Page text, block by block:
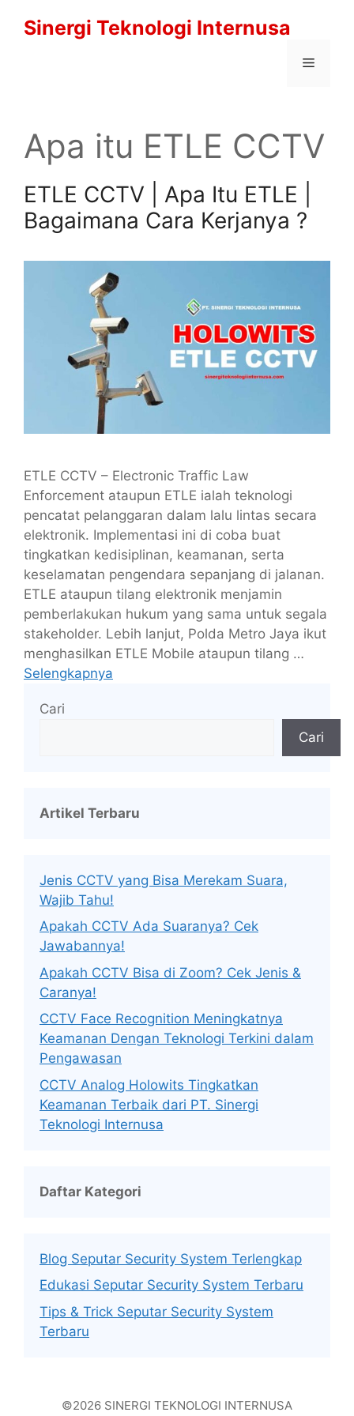
Sinergi Teknologi Internusa
Menu
Apa itu ETLE CCTV
ETLE CCTV | Apa Itu ETLE |
Bagaimana Cara Kerjanya ?
ETLE CCTV – Electronic Traffic Law
Enforcement ataupun ETLE ialah teknologi
pencatat pelanggaran dalam lalu lintas secara
elektronik. Implementasi ini di coba buat
tingkatkan kedisiplinan, keamanan, serta
keselamatan pengendara sepanjang di jalanan.
ETLE ataupun tilang elektronik menjamin
pemberlakukan hukum yang sama untuk segala
stakeholder. Lebih lanjut, Polda Metro Jaya ikut
menghasilkan ETLE Mobile ataupun tilang …
Selengkapnya
Cari
Cari
Artikel Terbaru
Jenis CCTV yang Bisa Merekam Suara,
Wajib Tahu!
Apakah CCTV Ada Suaranya? Cek
Jawabannya!
Apakah CCTV Bisa di Zoom? Cek Jenis &
Caranya!
CCTV Face Recognition Meningkatnya
Keamanan Dengan Teknologi Terkini dalam
Pengawasan
CCTV Analog Holowits Tingkatkan
Keamanan Terbaik dari PT. Sinergi
Teknologi Internusa
Daftar Kategori
Blog Seputar Security System Terlengkap
Edukasi Seputar Security System Terbaru
Tips & Trick Seputar Security System
Terbaru
©2026 SINERGI TEKNOLOGI INTERNUSA